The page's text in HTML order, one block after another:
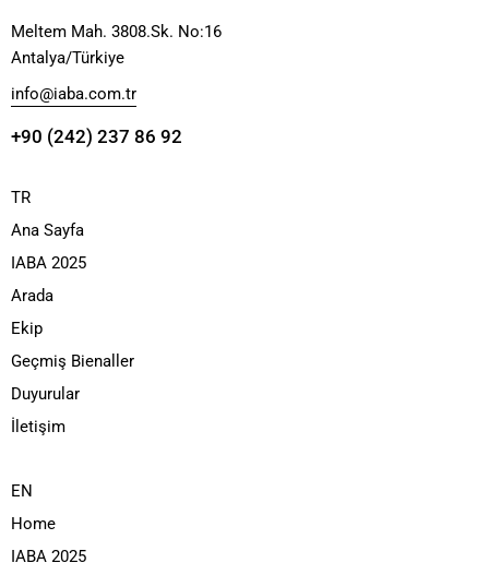
Meltem Mah. 3808.Sk. No:16
Antalya/Türkiye
info@iaba.com.tr
+90 (242) 237 86 92
TR
Ana Sayfa
IABA 2025
Arada
Ekip
Geçmiş Bienaller
Duyurular
İletişim
EN
Home
IABA 2025